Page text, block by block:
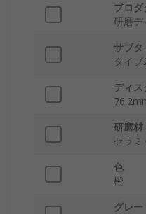
プロ
研磨デ
サブタ
タイ
ディス
研磨材
セラミ
色
橙
グレー